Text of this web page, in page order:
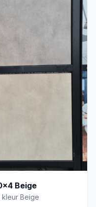
Beige
Beige